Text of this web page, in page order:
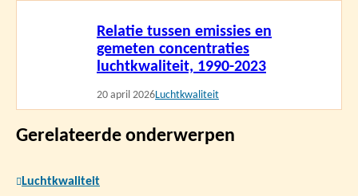
Relatie tussen emissies en
gemeten concentraties
luchtkwaliteit, 1990-2023
20 april 2026Luchtkwaliteit
Gerelateerde onderwerpen
Luchtkwaliteit